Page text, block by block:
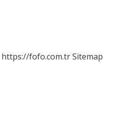
https://fofo.com.trSitemap